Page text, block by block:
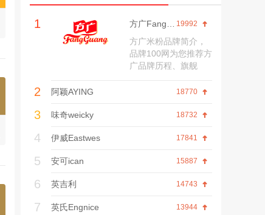
1 19992
方广FangGuang
方广米粉品牌简介，
品牌100网为您推荐方
广品牌历程、旗舰
价格、联系方式、口
2 18770
阿颖AYING
3 18732
味奇weicky
4 17841
伊威Eastwes
5 15887
安可ican
6 14743
英吉利
7 13944
英氏Engnice